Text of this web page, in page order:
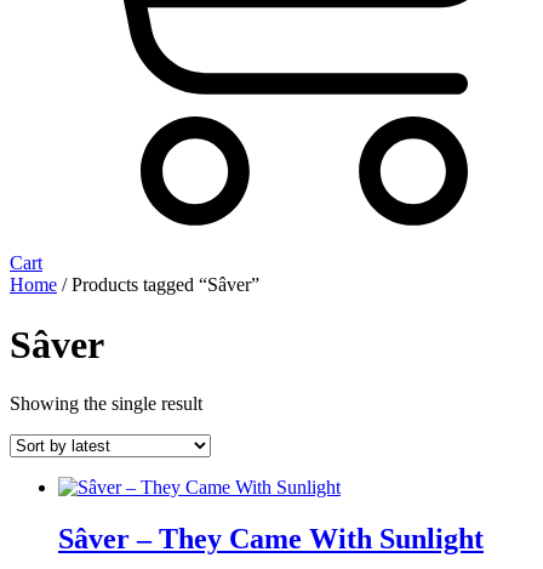
Cart
Home / Products tagged “Sâver”
Sâver
Showing the single result
Sâver ‎– They Came With Sunlight